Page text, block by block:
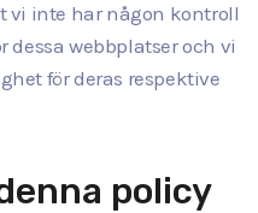
vi inte har någon kontroll
dessa webbplatser och vi
för deras respektive
policy